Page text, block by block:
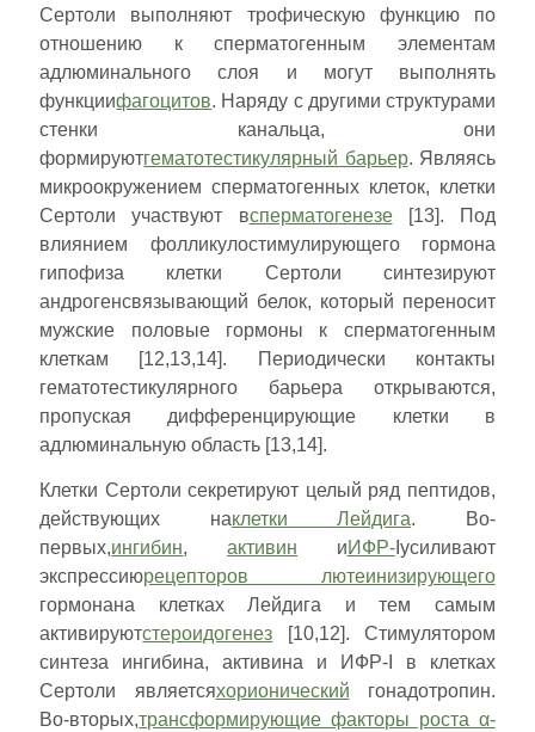
Сертоли выполняют трофическую функцию по
отношению к сперматогенным элементам
адлюминального слоя и могут выполнять
функциифагоцитов. Наряду с другими структурами
стенки канальца, они
формируютгематотестикулярный барьер. Являясь
микроокружением сперматогенных клеток, клетки
Сертоли участвуют всперматогенезе[13]. Под
влиянием фолликулостимулирующего гормона
гипофиза клетки Сертоли синтезируют
андрогенсвязывающий белок, который переносит
мужские половые гормоны к сперматогенным
клеткам [12,13,14]. Периодически контакты
гематотестикулярного барьера открываются,
пропуская дифференцирующие клетки в
адлюминальную область [13,14].
Клетки Сертоли секретируют целый ряд пептидов,
действующих наклетки Лейдига. Во-
первых,ингибин, активин иИФР-Iусиливают
экспрессиюрецепторов лютеинизирующего
гормонана клетках Лейдига и тем самым
активируютстероидогенез [10,12]. Стимулятором
синтеза ингибина, активина и ИФР-I в клетках
Сертоли являетсяхорионический гонадотропин.
Во-вторых,трансформирующие факторы роста α-